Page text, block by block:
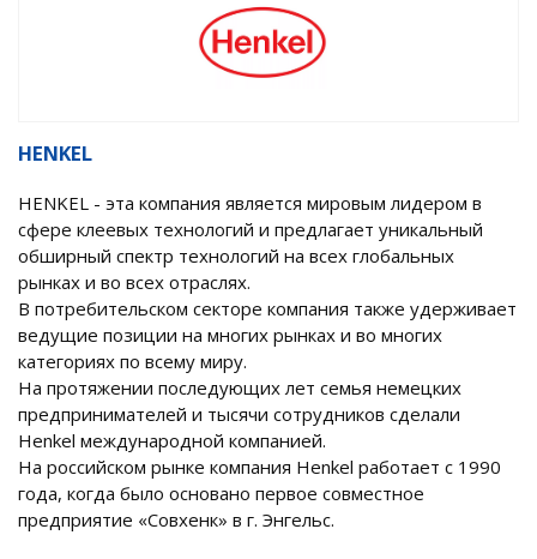
HENKEL
HENKEL - эта компания является мировым лидером в
сфере клеевых технологий и предлагает уникальный
обширный спектр технологий на всех глобальных
рынках и во всех отраслях.
В потребительском секторе компания также удерживает
ведущие позиции на многих рынках и во многих
категориях по всему миру.
На протяжении последующих лет семья немецких
предпринимателей и тысячи сотрудников сделали
Henkel международной компанией.
На российском рынке компания Henkel работает с 1990
года, когда было основано первое совместное
предприятие «Совхенк» в г. Энгельс.